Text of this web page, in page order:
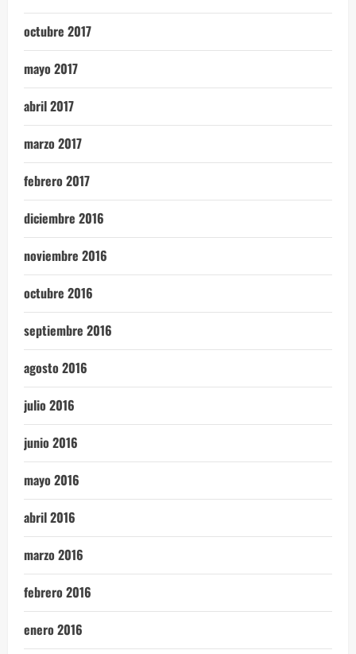
octubre 2017
mayo 2017
abril 2017
marzo 2017
febrero 2017
diciembre 2016
noviembre 2016
octubre 2016
septiembre 2016
agosto 2016
julio 2016
junio 2016
mayo 2016
abril 2016
marzo 2016
febrero 2016
enero 2016